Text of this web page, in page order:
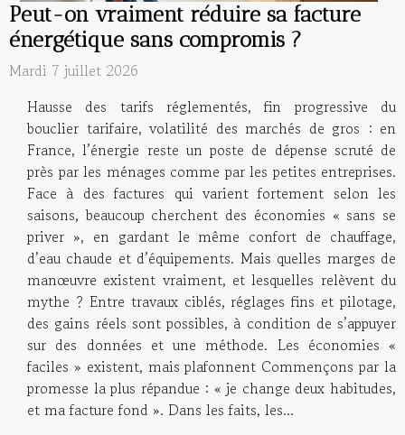
Peut-on vraiment réduire sa facture
énergétique sans compromis ?
Mardi 7 juillet 2026
Hausse des tarifs réglementés, fin progressive du
bouclier tarifaire, volatilité des marchés de gros : en
France, l’énergie reste un poste de dépense scruté de
près par les ménages comme par les petites entreprises.
Face à des factures qui varient fortement selon les
saisons, beaucoup cherchent des économies « sans se
priver », en gardant le même confort de chauffage,
d’eau chaude et d’équipements. Mais quelles marges de
manœuvre existent vraiment, et lesquelles relèvent du
mythe ? Entre travaux ciblés, réglages fins et pilotage,
des gains réels sont possibles, à condition de s’appuyer
sur des données et une méthode. Les économies «
faciles » existent, mais plafonnent Commençons par la
promesse la plus répandue : « je change deux habitudes,
et ma facture fond ». Dans les faits, les...